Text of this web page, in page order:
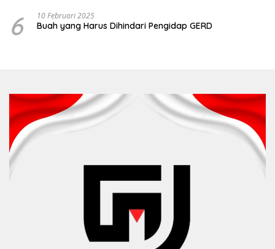
6 10 Februari 2025
Buah yang Harus Dihindari Pengidap GERD